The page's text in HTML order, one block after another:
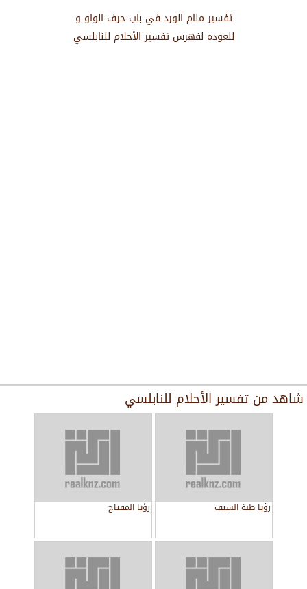
تفسير منام الورد في باب حرف الواو و
للعوده لفهرس تفسير الأحلام للنابلسي
شاهد من تفسير الأحلام للنابلسي
رؤيا ظبة السيف رؤيا المفتاح